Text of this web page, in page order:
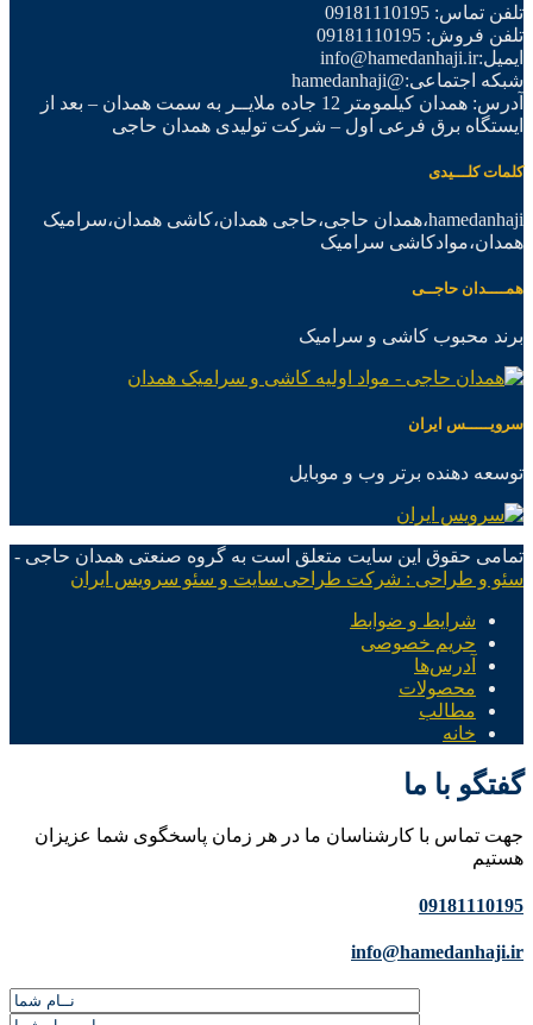
تلفن تماس: 09181110195
تلفن فروش: 09181110195
ایمیل:info@hamedanhaji.ir
شبکه اجتماعی:@hamedanhaji
آدرس: همدان کیلمومتر 12 جاده ملایــر به سمت همدان – بعد از
ایستگاه برق فرعی اول – شرکت تولیدی همدان حاجی
کلمات کلـــیدی
hamedanhaji،همدان حاجی،حاجی همدان،کاشی همدان،سرامیک
همدان،موادکاشی سرامیک
همــــدان حاجــی
برند محبوب کاشی و سرامیک
سرویـــــس ایران
توسعه دهنده برتر وب و موبایل
تمامی حقوق این سایت متعلق است به گروه صنعتی همدان حاجی -
سئو و طراحی : شرکت طراحی سایت و سئو سرویس ایران
شرایط و ضوابط
حریم خصوصی
آدرس‌ها
محصولات
مطالب
خانه
گفتگو با ما
جهت تماس با کارشناسان ما در هر زمان پاسخگوی شما عزیزان
هستیم
09181110195
info@hamedanhaji.ir